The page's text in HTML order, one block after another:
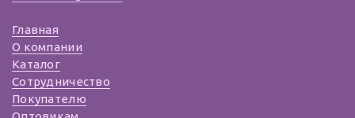
Главная
О компании
Каталог
Сотрудничество
Покупателю